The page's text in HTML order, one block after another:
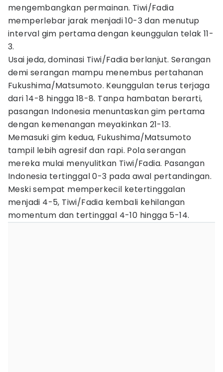
mengembangkan permainan. Tiwi/Fadia
memperlebar jarak menjadi 10-3 dan menutup
interval gim pertama dengan keunggulan telak 11-
3.
Usai jeda, dominasi Tiwi/Fadia berlanjut. Serangan
demi serangan mampu menembus pertahanan
Fukushima/Matsumoto. Keunggulan terus terjaga
dari 14-8 hingga 18-8. Tanpa hambatan berarti,
pasangan Indonesia menuntaskan gim pertama
dengan kemenangan meyakinkan 21-13.
Memasuki gim kedua, Fukushima/Matsumoto
tampil lebih agresif dan rapi. Pola serangan
mereka mulai menyulitkan Tiwi/Fadia. Pasangan
Indonesia tertinggal 0-3 pada awal pertandingan.
Meski sempat memperkecil ketertinggalan
menjadi 4-5, Tiwi/Fadia kembali kehilangan
momentum dan tertinggal 4-10 hingga 5-14.